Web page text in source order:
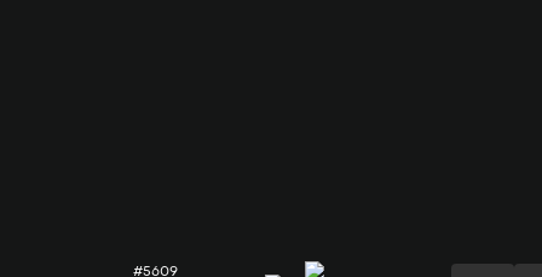
#5609